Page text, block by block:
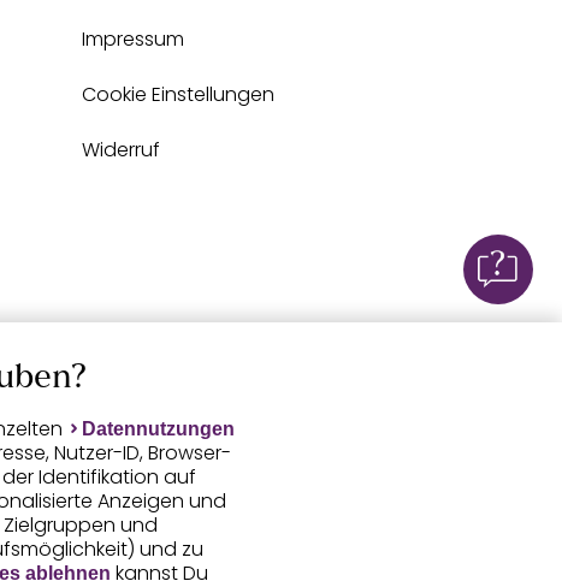
Impressum
Cookie Einstellungen
Widerruf
Datennutzungen
Nutzer-ID, Browser-
Identifikation auf
Anzeigen und
und
und zu
ablehnen kannst Du